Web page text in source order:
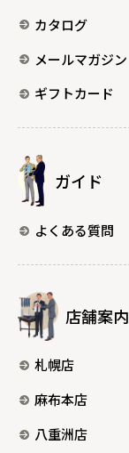
カタログ
メールマガジン
ギフトカード
ガイド
よくある質問
店舗案内
札幌店
麻布本店
八重洲店